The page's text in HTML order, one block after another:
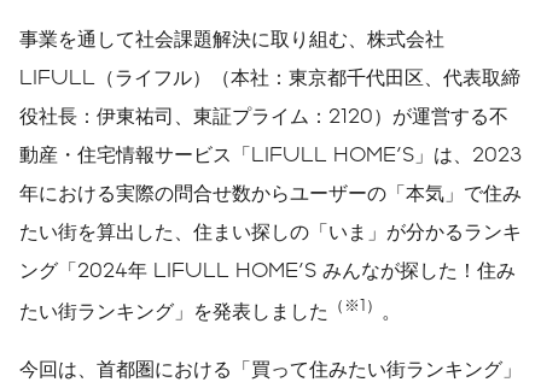
事業を通して社会課題解決に取り組む、株式会社
LIFULL（ライフル）（本社：東京都千代田区、代表取締
役社長：伊東祐司、東証プライム：2120）が運営する不
動産・住宅情報サービス「LIFULL HOME'S」は、2023
年における実際の問合せ数からユーザーの「本気」で住み
たい街を算出した、住まい探しの「いま」が分かるランキ
ング「2024年 LIFULL HOME'S みんなが探した！住み
たい街ランキング」を発表しました
（ ※1） 。
今回は、首都圏における「買って住みたい街ランキング」